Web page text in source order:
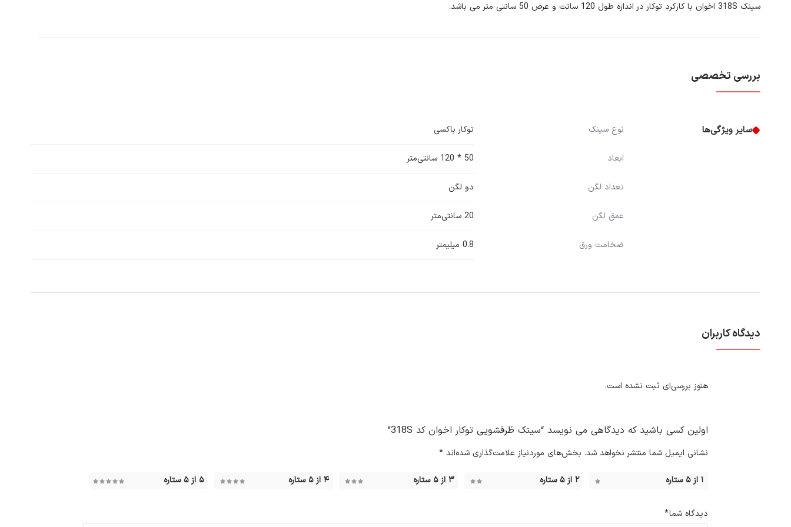
سینک 318S اخوان با کارکرد توکار در اندازه طول 120 سانت و عرض 50 سانتی متر می باشد.
بررسی تخصصی
سایر ویژگی‌ها نوع سینک توکار باکسی
ابعاد 50 * 120 سانتی‌متر
تعداد لگن دو لگن
عمق لگن 20 سانتی‌متر
ضخامت ورق 0.8 میلیمتر
دیدگاه کاربران
هنوز بررسی‌ای ثبت نشده است.
اولین کسی باشید که دیدگاهی می نویسد “سینک ظرفشویی توکار اخوان کد 318S”
نشانی ایمیل شما منتشر نخواهد شد. بخش‌های موردنیاز علامت‌گذاری شده‌اند *
۱ از ۵ ستاره ۲ از ۵ ستاره ۳ از ۵ ستاره ۴ از ۵ ستاره ۵ از ۵ ستاره
دیدگاه شما*